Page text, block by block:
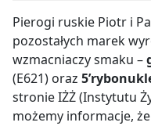
woda,
sól,
olej rzepakowy.
Farsz:
Pierogi ruskie Piotr i
pozostałych marek
wzmacniaczy smaku –
(E621) oraz
stronie IŻŻ (Instytutu
możemy informacje,